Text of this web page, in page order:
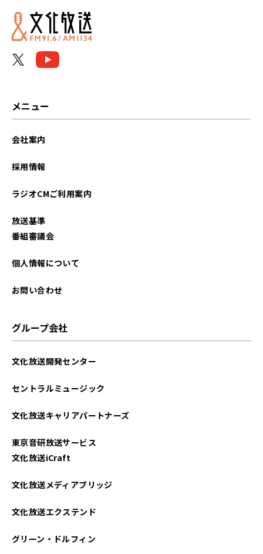
2026年04月
2025年07月
2025年04月
2024年11月
2024年10月
2024年09月
メニュー
会社案内
採用情報
ラジオCMご利用案内
放送基準
番組審議会
個人情報について
お問い合わせ
グループ会社
文化放送開発センター
セントラルミュージック
文化放送キャリアパートナーズ
東京音研放送サービス
文化放送iCraft
文化放送メディアブリッジ
文化放送エクステンド
グリーン・ドルフィン